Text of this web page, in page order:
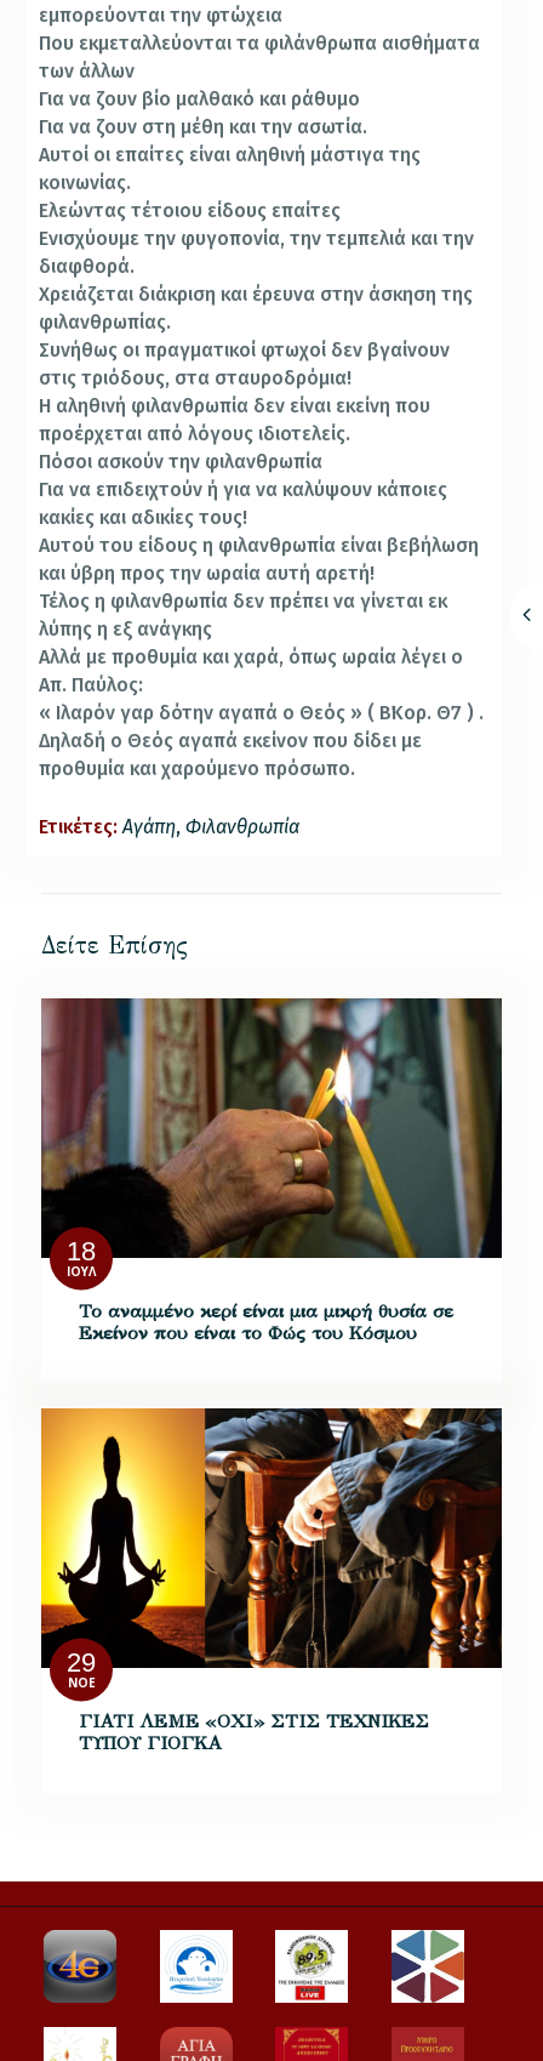
εμπορεύονται την φτώχεια
Που εκμεταλλεύονται τα φιλάνθρωπα αισθήματα
των άλλων
Για να ζουν βίο μαλθακό και ράθυμο
Για να ζουν στη μέθη και την ασωτία.
Αυτοί οι επαίτες είναι αληθινή μάστιγα της
κοινωνίας.
Ελεώντας τέτοιου είδους επαίτες
Ενισχύουμε την φυγοπονία, την τεμπελιά και την
διαφθορά.
Χρειάζεται διάκριση και έρευνα στην άσκηση της
φιλανθρωπίας.
Συνήθως οι πραγματικοί φτωχοί δεν βγαίνουν
στις τριόδους, στα σταυροδρόμια!
Η αληθινή φιλανθρωπία δεν είναι εκείνη που
προέρχεται από λόγους ιδιοτελείς.
Πόσοι ασκούν την φιλανθρωπία
Για να επιδειχτούν ή για να καλύψουν κάποιες
κακίες και αδικίες τους!
Αυτού του είδους η φιλανθρωπία είναι βεβήλωση
και ύβρη προς την ωραία αυτή αρετή!
Τέλος η φιλανθρωπία δεν πρέπει να γίνεται εκ
λύπης η εξ ανάγκης
Αλλά με προθυμία και χαρά, όπως ωραία λέγει ο
Απ. Παύλος:
« Ιλαρόν γαρ δότην αγαπά ο Θεός » ( Β΄Κορ. Θ΄7 ) .
Δηλαδή ο Θεός αγαπά εκείνον που δίδει με
προθυμία και χαρούμενο πρόσωπο.
Ετικέτες: Αγάπη,Φιλανθρωπία
Δείτε Επίσης
18
ΙΟΎΛ
Το αναμμένο κερί είναι μια μικρή θυσία σε
Εκείνον που είναι το Φώς του Κόσμου
29
ΝΟΈ
ΓΙΑΤΙ ΛΕΜΕ «ΟΧΙ» ΣΤΙΣ ΤΕΧΝΙΚΕΣ
ΤΥΠΟΥ ΓΙΟΓΚΑ